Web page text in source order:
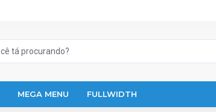
MEGA MENU FULLWIDTH